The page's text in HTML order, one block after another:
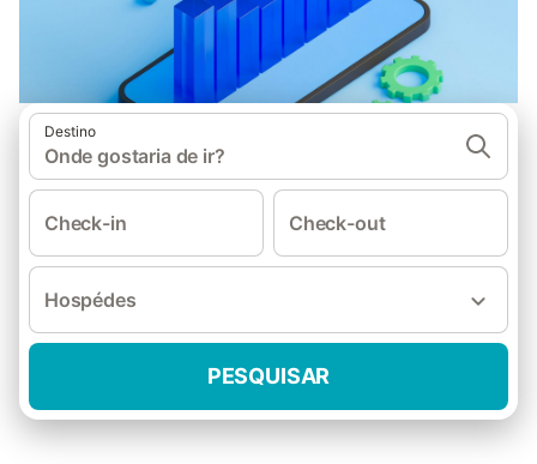
Destino
Onde gostaria de ir?
Check-in Check-out
Hospédes
PESQUISAR